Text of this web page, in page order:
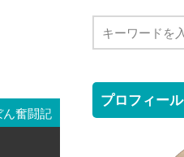
ん奮闘記
プロフィール